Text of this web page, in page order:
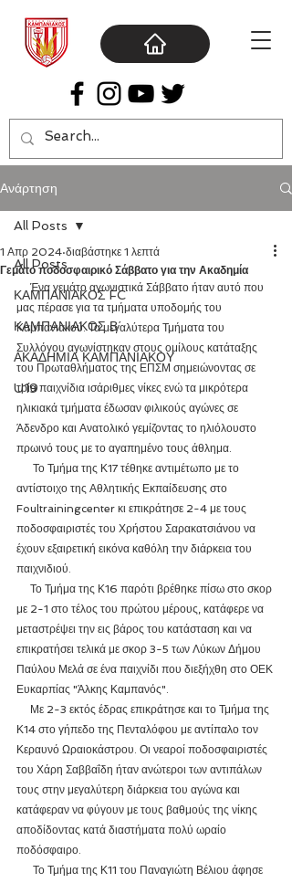
Ανάρτηση
All Posts
ΚΑΜΠΑΝΙΑΚΟΣ FC
ΚΑΜΠΑΝΙΑΚΟΣ Β΄
ΑΚΑΔΗΜΙΑ ΚΑΜΠΑΝΙΑΚΟΥ
U19
All Posts
Γεμάτο ποδοσφαιρικό Σάββατο για την Ακαδημία
1 Απρ 2024 διαβάστηκε 1 λεπτά
     Ένα γεμάτο αγωνιστικά Σάββατο ήταν αυτό που
μας πέρασε για τα τμήματα υποδομής του
Καμπανιακού. Τα μεγαλύτερα Τμήματα του
Συλλόγου αγωνίστηκαν στους ομίλους κατάταξης
του Πρωταθλήματος της ΕΠΣΜ σημειώνοντας σε
τρία παιχνίδια ισάριθμες νίκες ενώ τα μικρότερα
ηλικιακά τμήματα έδωσαν φιλικούς αγώνες σε
Άδενδρο και Ανατολικό γεμίζοντας το ηλιόλουστο
πρωινό τους με το αγαπημένο τους άθλημα.
αντίστοιχο της Αθλητικής Εκπαίδευσης στο
Foultrainingcenter κι επικράτησε 2-4 με τους
ποδοσφαιριστές του Χρήστου Σαρακατσιάνου να
έχουν εξαιρετική εικόνα καθόλη την διάρκεια του
παιχνιδιού.
με 2-1 στο τέλος του πρώτου μέρους, κατάφερε να
μεταστρέψει την εις βάρος του κατάσταση και να
επικρατήσει τελικά με σκορ 3-5 των Λύκων Δήμου
Παύλου Μελά σε ένα παιχνίδι που διεξήχθη στο ΟΕΚ
Ευκαρπίας "Άλκης Καμπανός".
Κ14 στο γήπεδο της Πενταλόφου με αντίπαλο τον
Κεραυνό Ωραιοκάστρου. Οι νεαροί ποδοσφαιριστές
του Χάρη Σαββαΐδη ήταν ανώτεροι των αντιπάλων
τους στην μεγαλύτερη διάρκεια του αγώνα και
κατάφεραν να φύγουν με τους βαθμούς της νίκης
αποδίδοντας κατά διαστήματα πολύ ωραίο
ποδόσφαιρο.